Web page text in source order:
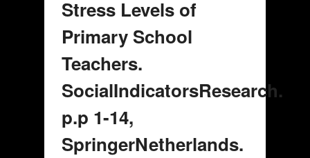
Stress Levels of
Primary School
Teachers.
SocialIndicatorsResearch.
p.p 1-14,
SpringerNetherlands.